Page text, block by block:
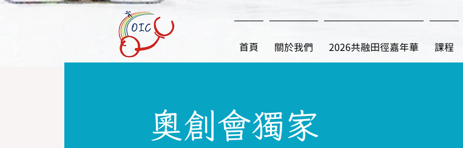
首頁 關於我們 2026共融田徑嘉年華 課程
奧創會獨家